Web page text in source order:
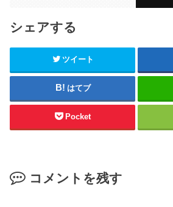
シェアする
ツイート
はてブ
Pocket
コメントを残す